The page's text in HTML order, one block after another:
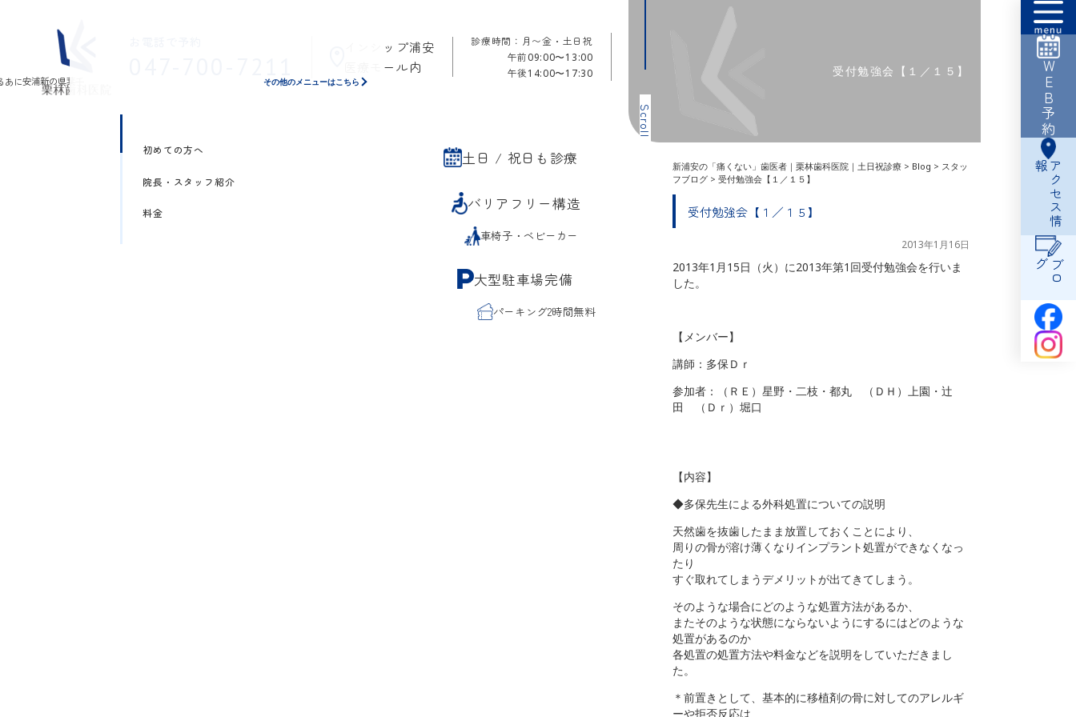
インシップ浦安
医療モール内
診療時間：月〜金・土日祝
午前09:00〜13:00
午後14:00〜17:30
初めての方へ
院長・スタッフ紹介
料金
土日 / 祝日も診療
バリアフリー構造
車椅子・ベビーカー
大型駐車場完備
パーキング2時間無料
その他のメニューはこちら WEB予約
ア
ク
セ
ス
情
報
ブ
ロ
グ
Scroll
受付勉強会【１／１５】
新浦安の「痛くない」歯医者｜栗林歯科医院｜土日祝診療 > Blog > スタッ
フブログ > 受付勉強会【１／１５】
受付勉強会【１／１５】
2013年1月16日
2013年1月15日（火）に2013年第1回受付勉強会を行いま
した。
【メンバー】
講師：多保Ｄｒ
参加者：（ＲＥ）星野・二枝・都丸 （ＤＨ）上園・辻
田 （Ｄｒ）堀口
【内容】
◆多保先生による外科処置についての説明
天然歯を抜歯したまま放置しておくことにより、
周りの骨が溶け薄くなりインプラント処置ができなくなっ
たり
すぐ取れてしまうデメリットが出てきてしまう。
そのような場合にどのような処置方法があるか、
またそのような状態にならないようにするにはどのような
処置があるのか
各処置の処置方法や料金などを説明をしていただきまし
た。
＊前置きとして、基本的に移植剤の骨に対してのアレルギ
ーや拒否反応は